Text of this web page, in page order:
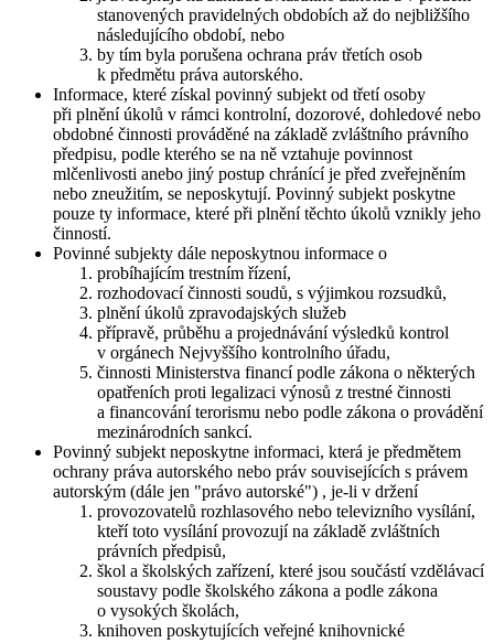
stanovených pravidelných obdobích až do nejbližšího
následujícího období, nebo
by tím byla porušena ochrana práv třetích osob
k předmětu práva autorského.
Informace, které získal povinný subjekt od třetí osoby
při plnění úkolů v rámci kontrolní, dozorové, dohledové nebo
obdobné činnosti prováděné na základě zvláštního právního
předpisu, podle kterého se na ně vztahuje povinnost
mlčenlivosti anebo jiný postup chránící je před zveřejněním
nebo zneužitím, se neposkytují. Povinný subjekt poskytne
pouze ty informace, které při plnění těchto úkolů vznikly jeho
činností.
Povinné subjekty dále neposkytnou informace o
probíhajícím trestním řízení,
rozhodovací činnosti soudů, s výjimkou rozsudků,
plnění úkolů zpravodajských služeb
přípravě, průběhu a projednávání výsledků kontrol
v orgánech Nejvyššího kontrolního úřadu,
činnosti Ministerstva financí podle zákona o některých
opatřeních proti legalizaci výnosů z trestné činnosti
a financování terorismu nebo podle zákona o provádění
mezinárodních sankcí.
Povinný subjekt neposkytne informaci, která je předmětem
ochrany práva autorského nebo práv souvisejících s právem
autorským (dále jen "právo autorské") , je-li v držení
provozovatelů rozhlasového nebo televizního vysílání,
kteří toto vysílání provozují na základě zvláštních
právních předpisů,
škol a školských zařízení, které jsou součástí vzdělávací
soustavy podle školského zákona a podle zákona
o vysokých školách,
knihoven poskytujících veřejné knihovnické